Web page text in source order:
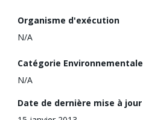
Organisme d'exécution
N/A
Catégorie Environnementale
N/A
Date de dernière mise à jour